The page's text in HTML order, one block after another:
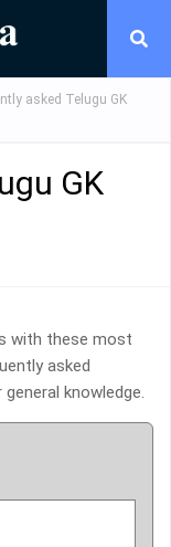
asked Telugu GK
GK
with these most
asked
knowledge.